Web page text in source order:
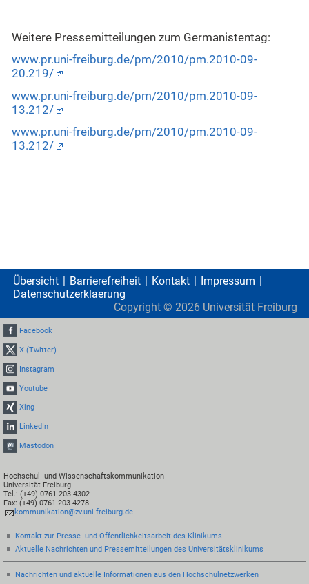
Weitere Pressemitteilungen zum Germanistentag:
www.pr.uni-freiburg.de/pm/2010/pm.2010-09-
20.219/
www.pr.uni-freiburg.de/pm/2010/pm.2010-09-
13.212/
www.pr.uni-freiburg.de/pm/2010/pm.2010-09-
13.212/
Übersicht Barrierefreiheit Kontakt
Impressum
Datenschutzerklaerung
Copyright © 2026 Universität Freiburg
Facebook
X (Twitter)
Instagram
Youtube
Xing
LinkedIn
Mastodon
Hochschul- und Wissenschaftskommunikation
Universität Freiburg
Tel.: (+49) 0761 203 4302
Fax: (+49) 0761 203 4278
kommunikation@zv.uni-freiburg.de
Kontakt zur Presse- und Öffentlichkeitsarbeit des Klinikums
Aktuelle Nachrichten und Pressemitteilungen des Universitätsklinikums
Nachrichten und aktuelle Informationen aus den Hochschulnetzwerken